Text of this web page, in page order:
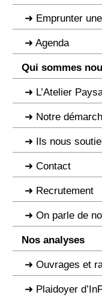
Emprunter
Agenda
Qui sommes
L’Atelier
Notre
Ils nous
Contact
Recrutement
On parle de
Nos analyses
Ouvrages et
Plaidoyer